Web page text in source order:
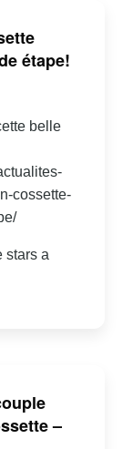
étape!
belle
cossette-
stars a
–